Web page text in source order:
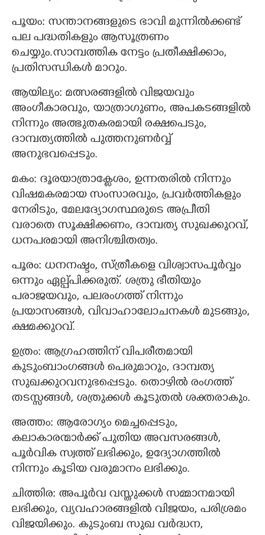
പൂയം: സന്താനങ്ങളുടെ ഭാവി മുന്നിൽക്കണ്ട്
പല പദ്ധതികളും ആസൂത്രണം
ചെയ്യും.സാമ്പത്തിക നേട്ടം പ്രതീക്ഷിക്കാം,
പ്രതിസന്ധികൾ മാറും.
ആയില്യം: മത്സരങ്ങളിൽ വിജയവും
അംഗീകാരവും, യാത്രാഗുണം, അപകടങ്ങളിൽ
നിന്നും അത്ഭുതകരമായി രക്ഷപെടും,
ദാമ്പത്യത്തിൽ പുത്തനുണർവ്വ്
അനുഭവപ്പെടും.
മകം: ദൂരയാത്രാക്ലേശം, ഉന്നതരിൽ നിന്നും
വിഷമകരമായ സംസാരവും, പ്രവർത്തികളും
നേരിടും, മേലദ്യോഗസ്ഥരുടെ അപ്രീതി
വരാതെ സൂക്ഷിക്കണം, ദാമ്പത്യ സുഖക്കുറവ്,
ധനപരമായി അനിശ്ചിതത്വം.
പൂരം: ധനനഷ്ടം, സ്ത്രീകളെ വിശ്വാസപൂർവ്വം
ഒന്നും ഏല്പ്പിക്കരുത്. ശത്രു ഭീതിയും
പരാജയവും, പലരംഗത്ത് നിന്നും
പ്രയാസങ്ങൾ, വിവാഹാലോചനകൾ മുടങ്ങും,
ക്ഷമക്കുറവ്.
ഉത്രം: ആഗ്രഹത്തിന് വിപരീതമായി
കുടുംബാംഗങ്ങൾ പെരുമാറും, ദാമ്പത്യ
സുഖക്കുറവനുഭപ്പെടും. തൊഴിൽ രംഗത്ത്
തടസ്സങ്ങൾ, ശത്രുക്കൾ കൂടുതൽ ശക്തരാകും.
അത്തം: ആരോഗ്യം മെച്ചപ്പെടും,
കലാകാരന്മാർക്ക് പുതിയ അവസരങ്ങൾ,
പൂർവിക സ്വത്ത് ലഭിക്കും, ഉദ്യോഗത്തിൽ
നിന്നും കൂടിയ വരുമാനം ലഭിക്കും.
ചിത്തിര: അപൂർവ വസ്തുക്കൾ സമ്മാനമായി
ലഭിക്കും, വ്യവഹാരങ്ങളിൽ വിജയം, പരിശ്രമം
വിജയിക്കും. കുടുംബ സുഖ വർദ്ധന,